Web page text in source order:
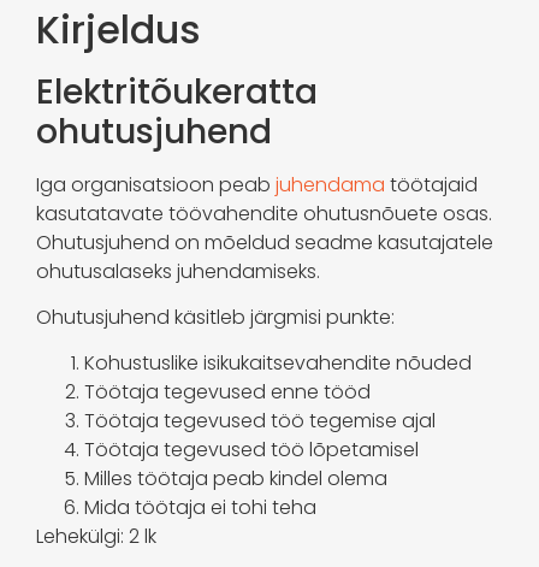
Kirjeldus
Elektritõukeratta
ohutusjuhend
Iga organisatsioon peab juhendama töötajaid
kasutatavate töövahendite ohutusnõuete osas.
Ohutusjuhend on mõeldud seadme kasutajatele
ohutusalaseks juhendamiseks.
Ohutusjuhend käsitleb järgmisi punkte:
Kohustuslike isikukaitsevahendite nõuded
Töötaja tegevused enne tööd
Töötaja tegevused töö tegemise ajal
Töötaja tegevused töö lõpetamisel
Milles töötaja peab kindel olema
Mida töötaja ei tohi teha
Lehekülgi: 2 lk